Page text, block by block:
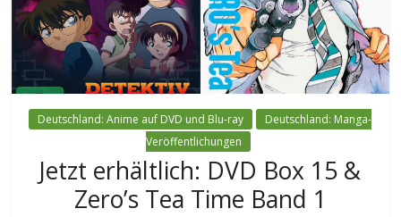
Deutschland: Anime auf DVD und Blu-ray
Deutschland: Manga-
Veröffentlichungen
Jetzt erhältlich: DVD Box 15 &
Zero’s Tea Time Band 1